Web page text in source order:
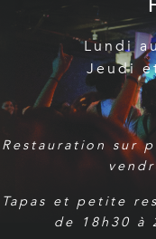
Lundi
Jeudi
Restauration sur
Tapas et petite
de 18h30 à